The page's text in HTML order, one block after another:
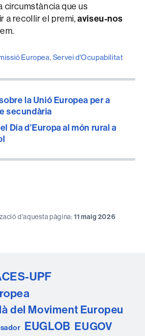
circumstància que us
a recollir el premi,aviseu-nos
Europea, Servei d'Ocupabilitat
la Unió Europea per a
secundària
Dia d’Europa al món rural a
d'aquesta pàgina:11 maig 2026
UPF
del Moviment Europeu
EUGLOB EUGOV